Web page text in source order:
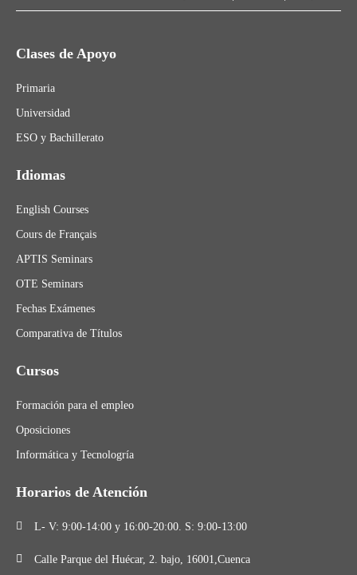
Clases de Apoyo
Primaria
Universidad
ESO y Bachillerato
Idiomas
English Courses
Cours de Français
APTIS Seminars
OTE Seminars
Fechas Exámenes
Comparativa de Títulos
Cursos
Formación para el empleo
Oposiciones
Informática y Tecnologría
Horarios de Atención
L- V: 9:00-14:00 y 16:00-20:00. S: 9:00-13:00
Calle Parque del Huécar, 2. bajo, 16001,Cuenca